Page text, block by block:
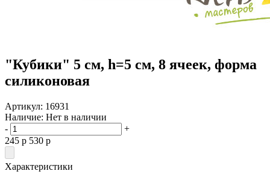
"Кубики" 5 см, h=5 см, 8 ячеек, форма
силиконовая
Артикул: 16931
Наличие: Нет в наличии
-
+
245 p 530 p
Характеристики